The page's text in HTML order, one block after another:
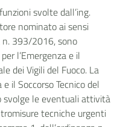
svolte dall’ing.
nominato ai sensi
n. 393/2016, sono
l’Emergenza e il
dei Vigili del Fuoco. La
il Soccorso Tecnico del
svolge le eventuali attività
tecniche urgenti